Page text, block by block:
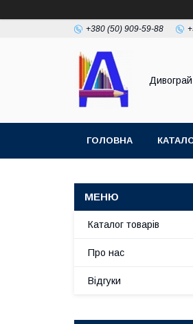
+380 (50) 909-59-88
Дивограй
ГОЛОВНА
Каталог товарів
Про нас
Відгуки